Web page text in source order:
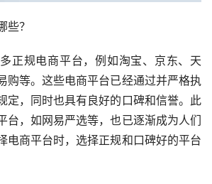
些？
正规电商平台，例如淘宝、京东、天
购等。这些电商平台已经通过并严格执
定，同时也具有良好的口碑和信誉。此
台，如网易严选等，也已逐渐成为人们
电商平台时，选择正规和口碑好的平台